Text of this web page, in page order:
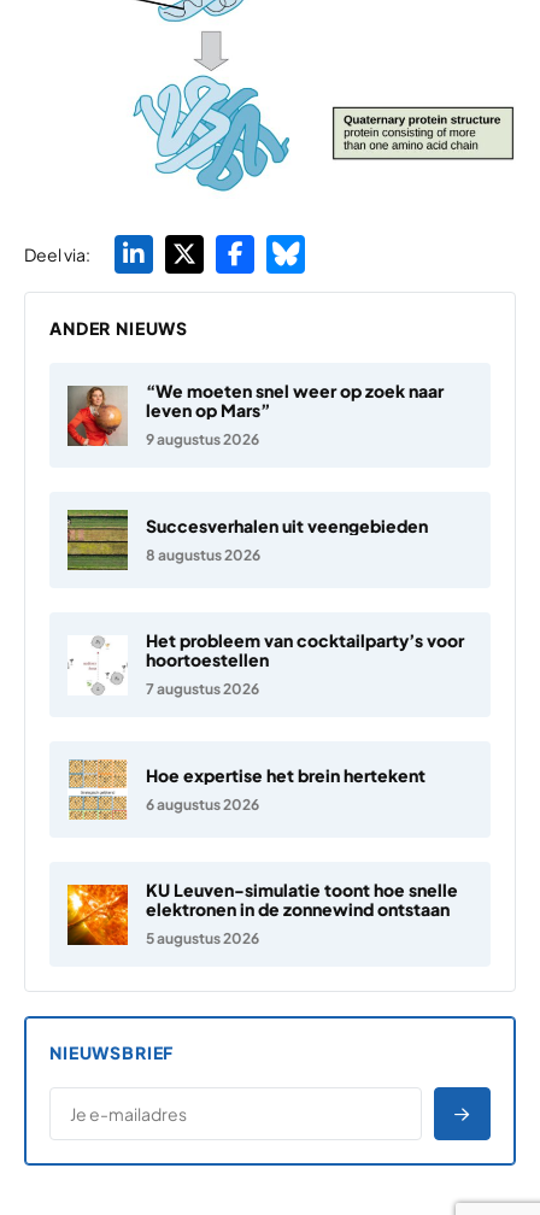
Deel via:
ANDER NIEUWS
“We moeten snel weer op zoek naar
leven op Mars”
9 augustus 2026
Succesverhalen uit veengebieden
8 augustus 2026
Het probleem van cocktailparty’s voor
hoortoestellen
7 augustus 2026
Hoe expertise het brein hertekent
6 augustus 2026
KU Leuven-simulatie toont hoe snelle
elektronen in de zonnewind ontstaan
5 augustus 2026
NIEUWSBRIEF
E-MAILADRES
*